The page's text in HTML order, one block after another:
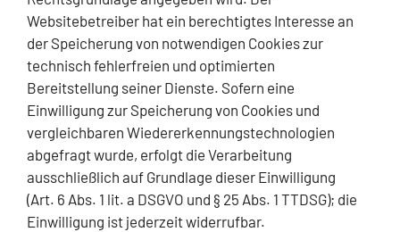
Websitebetreiber hat ein berechtigtes Interesse an
der Speicherung von notwendigen Cookies zur
technisch fehlerfreien und optimierten
Bereitstellung seiner Dienste. Sofern eine
Einwilligung zur Speicherung von Cookies und
vergleichbaren Wiedererkennungstechnologien
abgefragt wurde, erfolgt die Verarbeitung
ausschließlich auf Grundlage dieser Einwilligung
(Art. 6 Abs. 1 lit. a DSGVO und § 25 Abs. 1 TTDSG); die
Einwilligung ist jederzeit widerrufbar.